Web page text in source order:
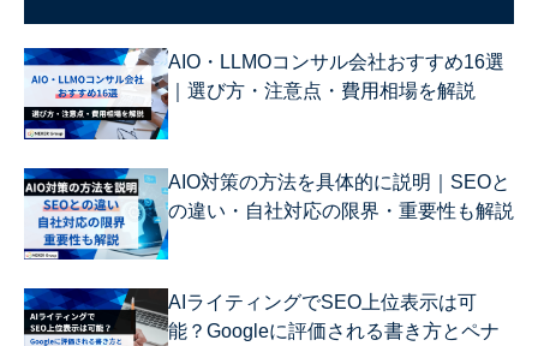
AIO・LLMOコンサル会社おすすめ16選
｜選び方・注意点・費用相場を解説
AIO対策の方法を具体的に説明｜SEOと
の違い・自社対応の限界・重要性も解説
AIライティングでSEO上位表示は可
能？Googleに評価される書き方とペナ